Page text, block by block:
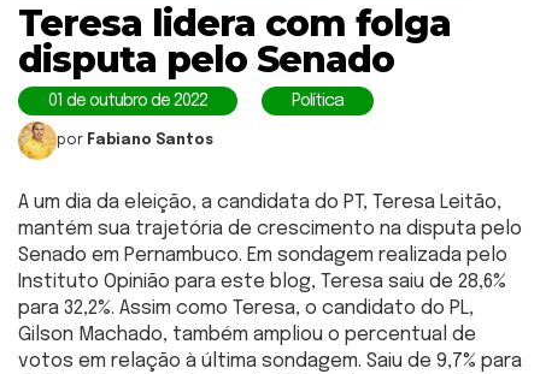
Teresa lidera com folga
disputa pelo Senado
01 de outubro de 2022 Política
por Fabiano Santos
A um dia da eleição, a candidata do PT, Teresa Leitão,
mantém sua trajetória de crescimento na disputa pelo
Senado em Pernambuco. Em sondagem realizada pelo
Instituto Opinião para este blog, Teresa saiu de 28,6%
para 32,2%. Assim como Teresa, o candidato do PL,
Gilson Machado, também ampliou o percentual de
votos em relação à última sondagem. Saiu de 9,7% para